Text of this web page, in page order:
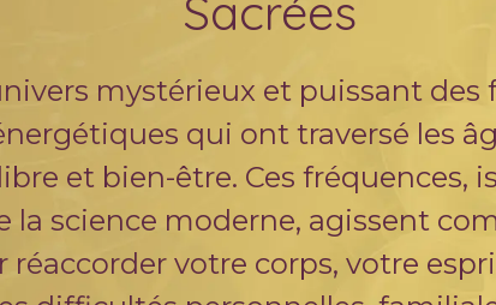
Sacrées​
mystérieux et puissant des
qui ont traversé les
et bien-être. Ces fréquences,
la science moderne, agissent
votre corps, votre